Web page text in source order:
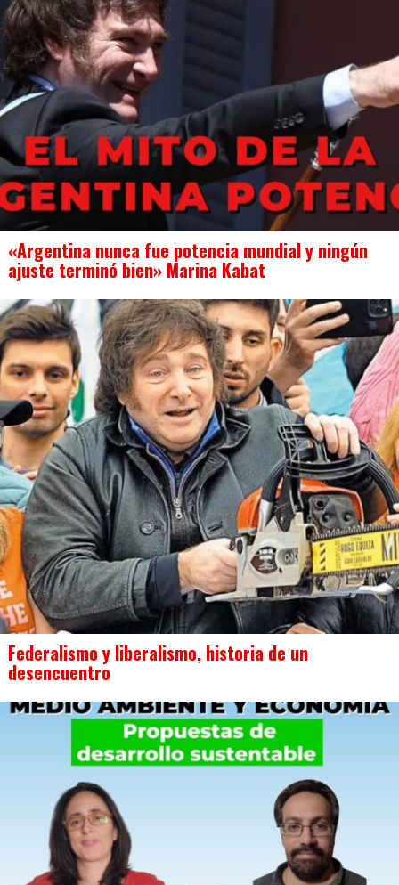
«Argentina nunca fue potencia mundial y ningún
ajuste terminó bien» Marina Kabat
Federalismo y liberalismo, historia de un
desencuentro